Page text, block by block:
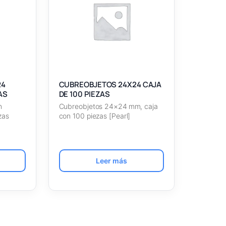
CUBREOBJETOS 24X24 CAJA
DE 100 PIEZAS
Cubreobjetos 24×24 mm, caja
con 100 piezas [Pearl]
Leer más